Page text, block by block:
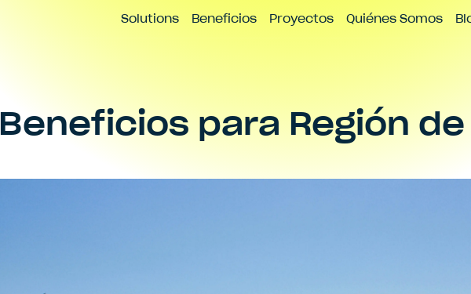
Inicio
Solutions Beneficios Proyectos Quiénes Somos
Contacto
Beneficios para Región